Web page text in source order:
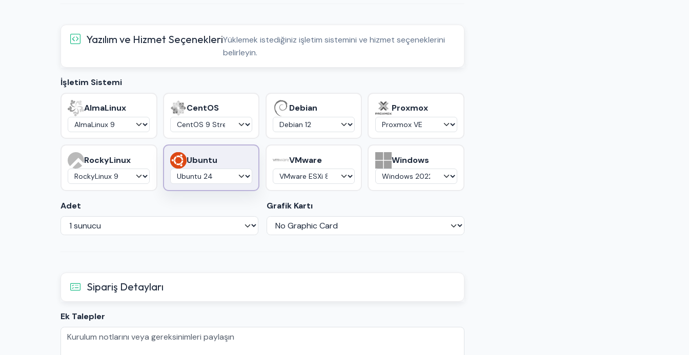
Yazılım ve Hizmet SeçenekleriYüklemek istediğiniz işletim sistemini ve hizmet seçeneklerini
belirleyin.
İşletim Sistemi
AlmaLinux CentOS Debian Proxmox
RockyLinux Ubuntu VMware Windows
Adet Grafik Kartı
Sipariş Detayları
Ek Talepler